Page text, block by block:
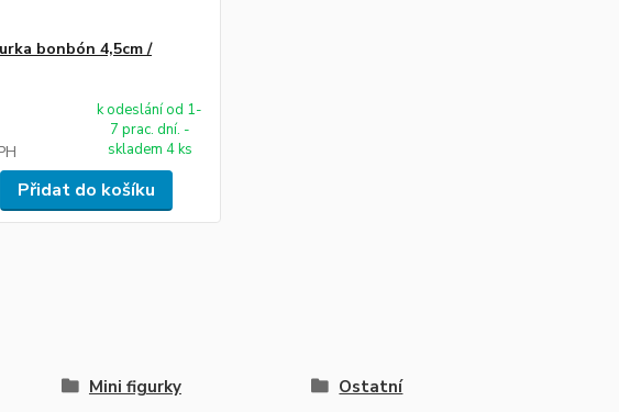
bonbón 4,5cm /
k odeslání od 1-
7 prac. dní. -
skladem 4 ks
Přidat do košíku
Mini figurky Ostatní